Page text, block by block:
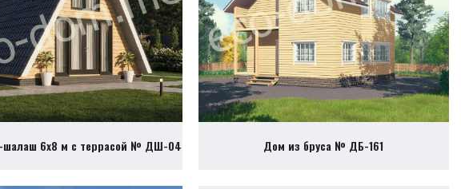
6х8 м с террасой № ДШ-04 Дом из бруса № ДБ-161